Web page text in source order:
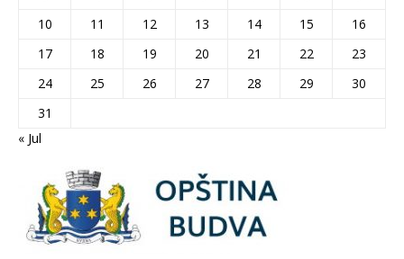
10
11 12 13 14 15
16
17
18 19 20 21 22
23
24
25 26 27 28 29
30
31
« Jul